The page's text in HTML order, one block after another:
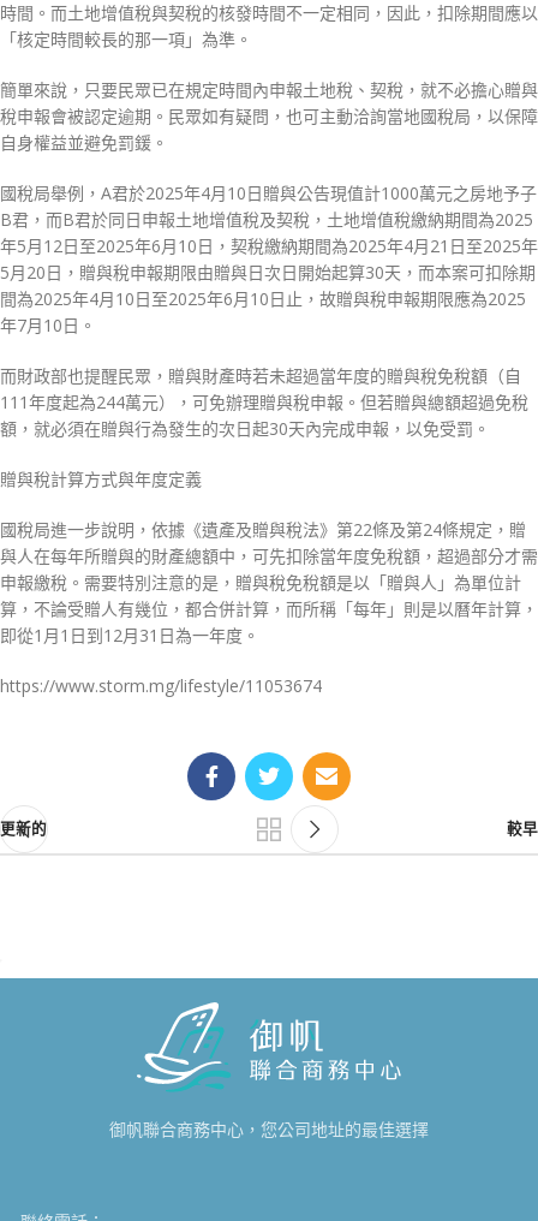
時間。而土地增值稅與契稅的核發時間不一定相同，因此，扣除期間應以
「核定時間較長的那一項」為準。
簡單來說，只要民眾已在規定時間內申報土地稅、契稅，就不必擔心贈與
稅申報會被認定逾期。民眾如有疑問，也可主動洽詢當地國稅局，以保障
自身權益並避免罰鍰。
國稅局舉例，A君於2025年4月10日贈與公告現值計1000萬元之房地予子
B君，而B君於同日申報土地增值稅及契稅，土地增值稅繳納期間為2025
年5月12日至2025年6月10日，契稅繳納期間為2025年4月21日至2025年
5月20日，贈與稅申報期限由贈與日次日開始起算30天，而本案可扣除期
間為2025年4月10日至2025年6月10日止，故贈與稅申報期限應為2025
年7月10日。
而財政部也提醒民眾，贈與財產時若未超過當年度的贈與稅免稅額（自
111年度起為244萬元），可免辦理贈與稅申報。但若贈與總額超過免稅
額，就必須在贈與行為發生的次日起30天內完成申報，以免受罰。
贈與稅計算方式與年度定義
國稅局進一步說明，依據《遺產及贈與稅法》第22條及第24條規定，贈
與人在每年所贈與的財產總額中，可先扣除當年度免稅額，超過部分才需
申報繳稅。需要特別注意的是，贈與稅免稅額是以「贈與人」為單位計
算，不論受贈人有幾位，都合併計算，而所稱「每年」則是以曆年計算，
即從1月1日到12月31日為一年度。
https://www.storm.mg/lifestyle/11053674
更新的 較早
御帆聯合商務中心，您公司地址的最佳選擇